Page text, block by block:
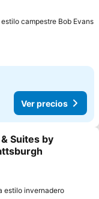
campestre Bob Evans
Ver precios
favoritos
Suites by
estilo invernaderoVer